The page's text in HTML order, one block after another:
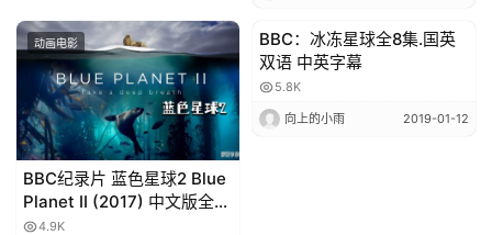
动画电影
BBC纪录片 蓝色星球2 Blue
Planet II (2017) 中文版全7
集国语4K高清视频MKV
4.9K
动画电影
BBC：冰冻星球全8集.国英
双语 中英字幕
5.8K
向上的小雨 2019-01-12